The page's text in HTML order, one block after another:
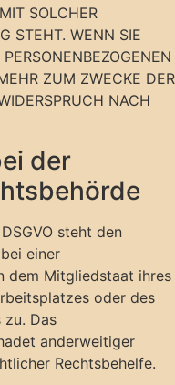
SOLCHER
STEHT. WENN SIE
ZUM ZWECKE DER
NACH
der
steht den
einer
dem Mitgliedstaat ihres
oder des
zu. Das
anderweitiger
Rechtsbehelfe.